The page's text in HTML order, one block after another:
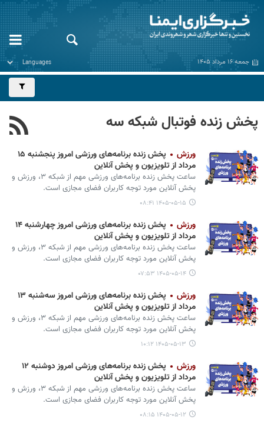
جمعه ۱۶ مرداد ۱۴۰۵
پخش زنده فوتبال شبکه سه
ورزش
پخش زنده برنامه‌های ورزشی امروز پنجشنبه ۱۵
مرداد از تلویزیون و پخش آنلاین
ساعت پخش زنده برنامه‌های ورزشی مهم از شبکه ۳، ورزش و
پخش آنلاین مورد توجه کاربران فضای مجازی است.
۱۴۰۵-۰۵-۱۵ ۰۸:۴۱
ورزش
پخش زنده برنامه‌های ورزشی امروز چهارشنبه ۱۴
مرداد از تلویزیون و پخش آنلاین
ساعت پخش زنده برنامه‌های ورزشی مهم از شبکه ۳، ورزش و
پخش آنلاین مورد توجه کاربران فضای مجازی است.
۱۴۰۵-۰۵-۱۴ ۰۷:۵۳
ورزش
پخش زنده برنامه‌های ورزشی امروز سه‌شنبه ۱۳
مرداد از تلویزیون و پخش آنلاین
ساعت پخش زنده برنامه‌های ورزشی مهم از شبکه ۳، ورزش و
پخش آنلاین مورد توجه کاربران فضای مجازی است.
۱۴۰۵-۰۵-۱۳ ۱۰:۱۲
ورزش
پخش زنده برنامه‌های ورزشی امروز دوشنبه ۱۲
مرداد از تلویزیون و پخش آنلاین
ساعت پخش زنده برنامه‌های ورزشی مهم از شبکه ۳، ورزش و
پخش آنلاین مورد توجه کاربران فضای مجازی است.
۱۴۰۵-۰۵-۱۲ ۰۸:۱۵